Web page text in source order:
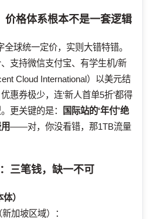
价格体系根本不是一套逻辑
全球统一定价，实则大错特错。
支持微信支付宝、有学生机/新
Cloud International）以美元结
惠券极少，连‘新人首单5折’都得
更关键的是：
国际站的‘年付’绝
——对，你没看错，那1TB流量
三笔钱，缺一不可
）
加坡区域）：